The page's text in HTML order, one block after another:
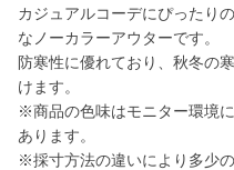
カジュアルコーデにぴったり
なノーカラーアウターです。
防寒性に優れており、秋冬の
けます。
※商品の色味はモニター環境
あります。
※採寸方法の違いにより多少